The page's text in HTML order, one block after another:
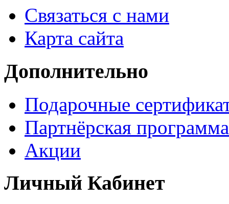
Связаться с нами
Карта сайта
Дополнительно
Подарочные
Партнёрская программа
Акции
Личный Кабинет